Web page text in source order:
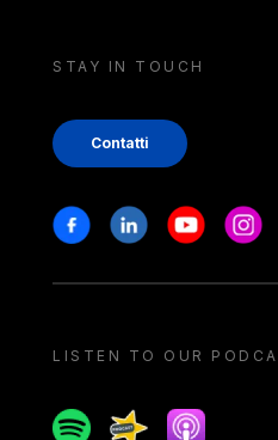
STAY IN TOUCH
Contatti
Stay in touch
FacebookLinkedinYoutube
LISTEN TO OUR
SpotifySpreaker
Apple